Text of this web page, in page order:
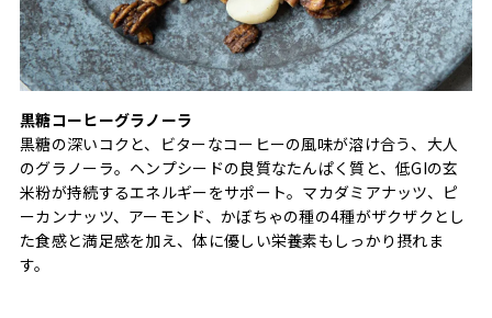
黒糖コーヒーグラノーラ
黒糖の深いコクと、ビターなコーヒーの風味が溶け合う、大人
のグラノーラ。ヘンプシードの良質なたんぱく質と、低GIの玄
米粉が持続するエネルギーをサポート。マカダミアナッツ、ピ
ーカンナッツ、アーモンド、かぼちゃの種の4種がザクザクとし
た食感と満足感を加え、体に優しい栄養素もしっかり摂れま
す。